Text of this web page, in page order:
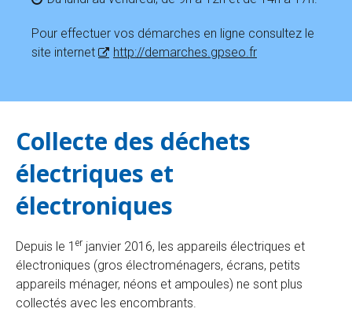
Pour effectuer vos démarches en ligne consultez le
site internet
http://demarches.gpseo.fr
Collecte des déchets
électriques et
électroniques
Depuis le 1 er janvier 2016, les appareils électriques et
électroniques (gros électroménagers, écrans, petits
appareils ménager, néons et ampoules) ne sont plus
collectés avec les encombrants.